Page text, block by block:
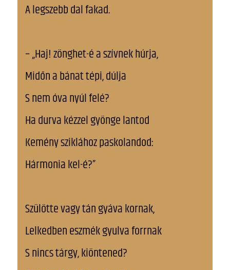
A legszebb dal fakad.
– „Haj! zönghet-é a szívnek húrja,
Midőn a bánat tépi, dúlja
S nem óva nyúl felé?
Ha durva kézzel gyönge lantod
Kemény sziklához paskolandod:
Hármonia kel-é?”
Szülötte vagy tán gyáva kornak,
Lelkedben eszmék gyulva forrnak
S nincs tárgy, kiöntened?